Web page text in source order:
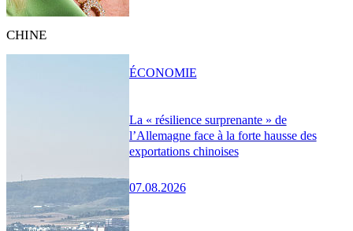
CHINE
La « résilience surprenante » de
l’Allemagne face à la forte hausse des
exportations chinoises
07.08.2026
ÉCONOMIE